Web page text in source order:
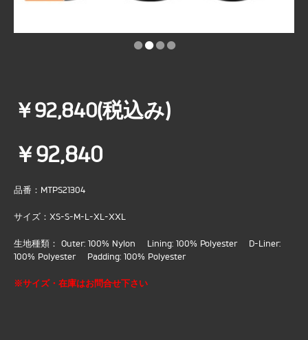
￥92,840(税込み)
￥92,840
品番：MTPS21304
サイズ：XS-S-M-L-XL-XXL
生地種類： Outer: 100% Nylon Lining: 100% Polyester D-Liner:
100% Polyester Padding: 100% Polyester
※サイズ・在庫はお問合せ下さい
••••